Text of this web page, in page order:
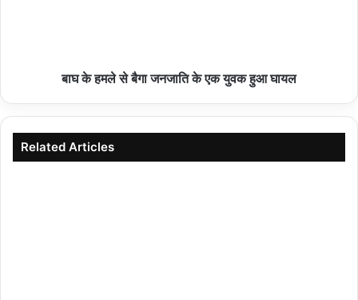
हमीरपुर :ठिलिया लगाने के विवाद में दो पक्षों में मारपीट, वीडियो
बाघ के हमले से बैगा जनजाति के एक युवक हुआ घायल
Related Articles